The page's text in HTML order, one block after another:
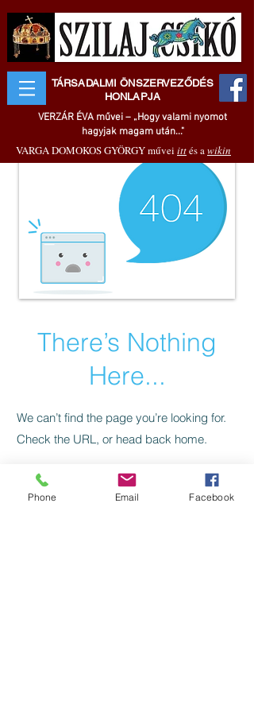
TÁRSADALMI ÖNSZERVEZŐDÉS
HONLAPJA
VERZÁR ÉVA művei – „Hogy valami nyomot
hagyjak magam után..."
VARGA DOMOKOS GYÖRGY művei ittés awikin
There’s Nothing
Here...
We can’t find the page you’re looking for.
Check the URL, or head back home.
Go Home
Phone Email Facebook